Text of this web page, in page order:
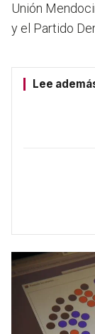
Unión
y el Partido
Lee